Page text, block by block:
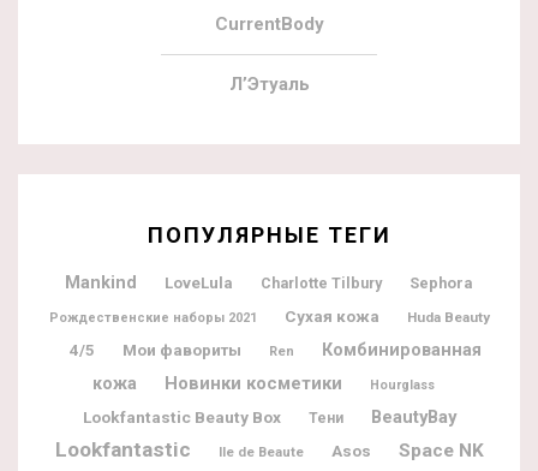
CurrentBody
Л’Этуаль
ПОПУЛЯРНЫЕ ТЕГИ
Mankind LoveLula Charlotte Tilbury Sephora
Рождественские наборы 2021 Сухая кожа Huda Beauty
4/5 Мои фавориты Ren
Комбинированная
кожа
Новинки косметики Hourglass
Lookfantastic Beauty Box Тени BeautyBay
Lookfantastic Ile de Beaute Asos Space NK